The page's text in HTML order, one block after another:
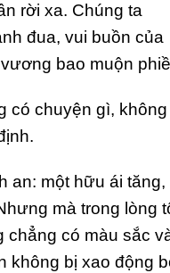
rời xa. Chúng ta
đua, vui buồn của
bao muộn
có chuyện gì, không
an: một hữu ái tăng,
mà trong lòng
chẳng có màu sắc
không bị xao động